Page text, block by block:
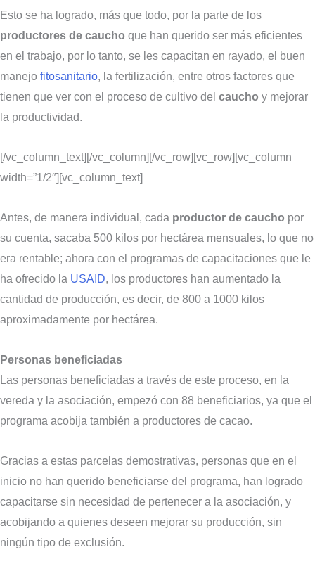
Esto se ha logrado, más que todo, por la parte de los
productores de caucho que han querido ser más eficientes
en el trabajo, por lo tanto, se les capacitan en rayado, el buen
manejo fitosanitario, la fertilización, entre otros factores que
tienen que ver con el proceso de cultivo del caucho y mejorar
la productividad.
[/vc_column_text][/vc_column][/vc_row][vc_row][vc_column
width=”1/2″][vc_column_text]
Antes, de manera individual, cada productor de caucho por
su cuenta, sacaba 500 kilos por hectárea mensuales, lo que no
era rentable; ahora con el programas de capacitaciones que le
ha ofrecido la USAID, los productores han aumentado la
cantidad de producción, es decir, de 800 a 1000 kilos
aproximadamente por hectárea.
Personas beneficiadas
Las personas beneficiadas a través de este proceso, en la
vereda y la asociación, empezó con 88 beneficiarios, ya que el
programa acobija también a productores de cacao.
Gracias a estas parcelas demostrativas, personas que en el
inicio no han querido beneficiarse del programa, han logrado
capacitarse sin necesidad de pertenecer a la asociación, y
acobijando a quienes deseen mejorar su producción, sin
ningún tipo de exclusión.